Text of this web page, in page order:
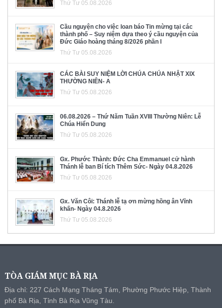
Thứ Tư 05.08.2026
Cầu nguyện cho việc loan báo Tin mừng tại các
thành phố – Suy niệm dựa theo ý cầu nguyện của
Đức Giáo hoàng tháng 8/2026 phần I
Thứ Tư 05.08.2026
CÁC BÀI SUY NIỆM LỜI CHÚA CHÚA NHẬT XIX
THƯỜNG NIÊN- A
Thứ Tư 05.08.2026
06.08.2026 – Thứ Năm Tuần XVIII Thường Niên: Lễ
Chúa Hiển Dung
Thứ Tư 05.08.2026
Gx. Phước Thành: Đức Cha Emmanuel cử hành
Thánh lễ ban Bí tích Thêm Sức- Ngày 04.8.2026
Thứ Tư 05.08.2026
Gx. Văn Côi: Thánh lễ tạ ơn mừng hồng ân Vĩnh
khấn- Ngày 04.8.2026
Thứ Tư 05.08.2026
TÒA GIÁM MỤC BÀ RỊA
Địa chỉ: 227 Cách Mạng Tháng Tám, Phường Phước Hiệp, Thành
phố Bà Rịa, Tỉnh Bà Rịa Vũng Tàu.